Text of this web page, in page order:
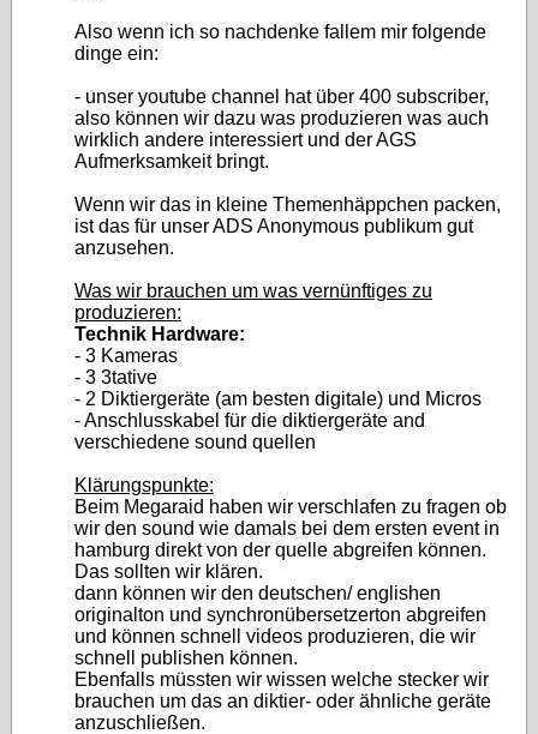
Also wenn ich so nachdenke fallem mir folgende
dinge ein:
- unser youtube channel hat über 400 subscriber,
also können wir dazu was produzieren was auch
wirklich andere interessiert und der AGS
Aufmerksamkeit bringt.
Wenn wir das in kleine Themenhäppchen packen,
ist das für unser ADS Anonymous publikum gut
anzusehen.
Was wir brauchen um was vernünftiges zu
produzieren:
Technik Hardware:
- 3 Kameras
- 3 3tative
- 2 Diktiergeräte (am besten digitale) und Micros
- Anschlusskabel für die diktiergeräte and
verschiedene sound quellen
Klärungspunkte:
Beim Megaraid haben wir verschlafen zu fragen ob
wir den sound wie damals bei dem ersten event in
hamburg direkt von der quelle abgreifen können.
Das sollten wir klären.
dann können wir den deutschen/ englishen
originalton und synchronübersetzerton abgreifen
und können schnell videos produzieren, die wir
schnell publishen können.
Ebenfalls müssten wir wissen welche stecker wir
brauchen um das an diktier- oder ähnliche geräte
anzuschließen.